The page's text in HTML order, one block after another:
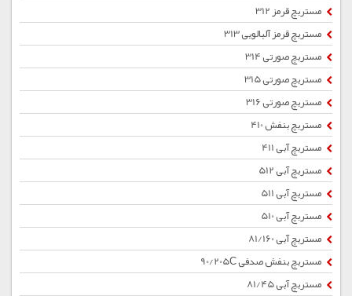
مستربچ قرمز 312
مستربچ قرمز آلبالویی 313
مستربچ صورتی 314
مستربچ صورتی 315
مستربچ صورتی 316
مستربچ بنفش 410
مستربچ آبی 411
مستربچ آبی 512
مستربچ آبی 511
مستربچ آبی 510
مستربچ آبی 81/160
مستربچ بنفش صدفی 90/205C
مستربچ آبی 81/45